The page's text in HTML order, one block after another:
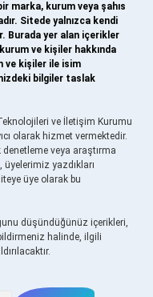
marka, kurum veya şahıs
Sitede yalnızca kendi
Burada yer alan içerikler
ve kişiler hakkında
ve kişiler ile isim
bilgiler taslak
ve İletişim Kurumu
olarak hizmet vermektedir.
veya araştırma
yazdıkları
üye olarak bu
düşündüğünüz içerikleri,
halinde, ilgili